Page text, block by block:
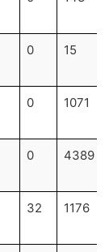
0 15
0 1071
0 4389
32 1176